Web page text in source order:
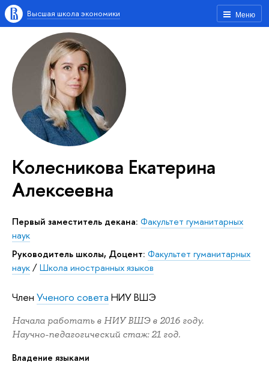
Меню
Высшая школа экономики
Колесникова Екатерина
Алексеевна
Первый заместитель декана: Факультет гуманитарных
наук
Руководитель школы, Доцент: Факультет гуманитарных
наук/Школа иностранных языков
Член Ученого совета НИУ ВШЭ
Начала работать в НИУ ВШЭ в 2016 году.
Научно-педагогический стаж: 21 год.
Владение языками